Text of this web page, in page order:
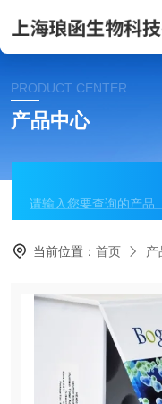
PRODUCT CENTER
产品中心
当前位置：首页 产